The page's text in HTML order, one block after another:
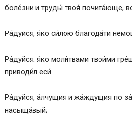
боле́зни и труды́ твоя́ почита́юще,
Ра́дуйся, я́ко си́лою благода́ти
Ра́дуйся, я́ко моли́твами твои́ми
приводи́л еси́.
Ра́дуйся, а́лчущия и жа́ждущия по
насыща́вый;